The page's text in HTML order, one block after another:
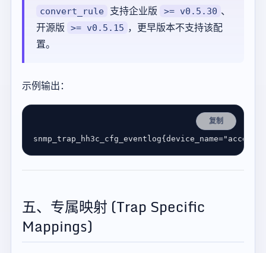
convert_rule 支持企业版 >= v0.5.30 、
开源版 >= v0.5.15 ，更早版本不支持该配
置。
示例输出：
复制
五、专属映射 (Trap Specific
Mappings)